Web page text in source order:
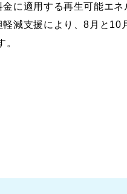
に適用する再生可能エ
減支援により、8月と
。